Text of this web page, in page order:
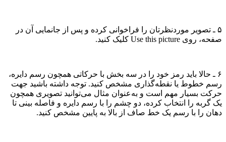
۵ ـ تصویر موردنظرتان را فراخوانی کرده و پس از جانمایی آن در
صفحه، روی Use this picture کلیک کنید.
۶ ـ حالا باید رمز خود را در سه بخش با حرکاتی همچون رسم دایره،
رسم خطوط یا نقطه‌گذاری مشخص کنید. توجه داشته باشید جهت
حرکت بسیار مهم است و به‌عنوان مثال می‌توانید تصویری همچون
یک گربه را انتخاب کرده، دو چشم را با رسم دایره و فاصله بینی تا
دهان را با رسم یک خط صاف از بالا به پایین مشخص کنید.